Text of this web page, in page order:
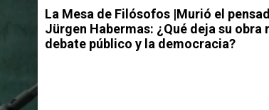
La Mesa de Filósofos |Murió el
Jürgen Habermas: ¿Qué deja su obra
debate público y la democracia?